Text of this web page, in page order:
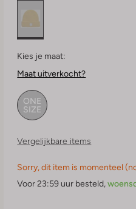
Kies je maat:
Maat uitverkocht?
ONE
SIZE
Vergelijkbare items
Sorry, dit item is momenteel
Voor 23:59 uur besteld,